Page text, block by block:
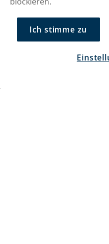
CHF 53.49
Mo/Di: 08:30-17 Uhr (Pause
14-15) Fr: 09-
Ich stimme zu